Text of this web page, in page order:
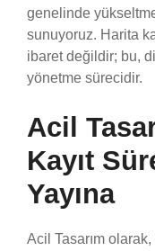
genelinde
sunuyoruz. Harita
ibaret değildir; bu,
yönetme sürecidir.
Acil
Kayıt
Yayına
Acil Tasarım